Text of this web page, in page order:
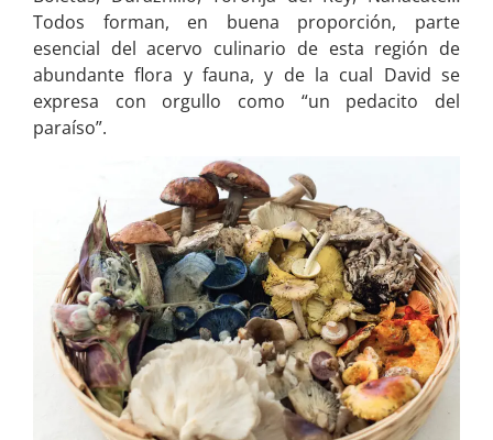
Todos forman, en buena proporción, parte
esencial del acervo culinario de esta región de
abundante flora y fauna, y de la cual David se
expresa con orgullo como “un pedacito del
paraíso”.